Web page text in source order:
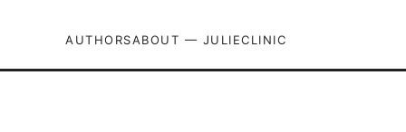
AUTHORSABOUT — JULIECLINIC